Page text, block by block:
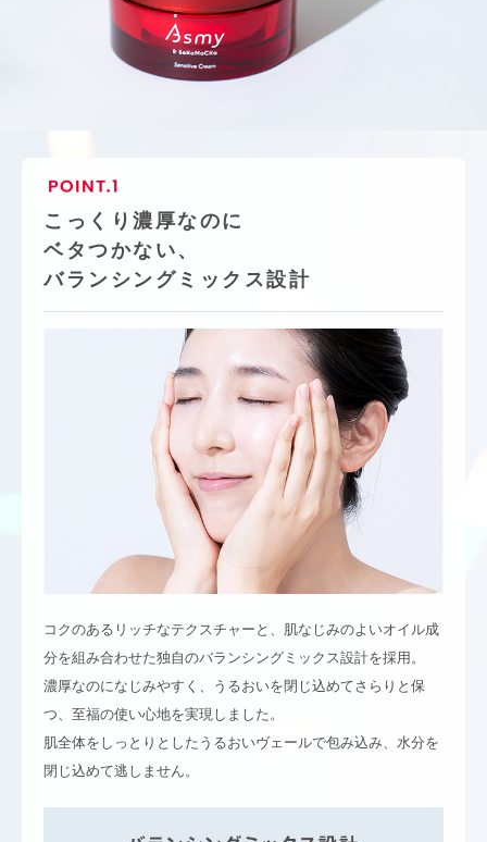
こっくり濃厚なのに
ベタつかない、
バランシングミックス設計
コクのあるリッチなテクスチャーと、肌なじみのよいオイル成
分を組み合わせた独自のバランシングミックス設計を採用。
濃厚なのになじみやすく、うるおいを閉じ込めてさらりと保
つ、至福の使い心地を実現しました。
肌全体をしっとりとしたうるおいヴェールで包み込み、水分を
閉じ込めて逃しません。